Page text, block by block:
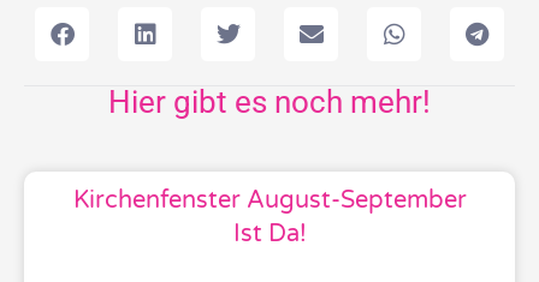
Hier gibt es noch mehr!
Kirchenfenster August-September
Ist Da!